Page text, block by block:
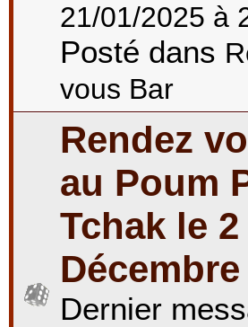
21/01/2025 à
Posté dans
vous Bar
Rendez
au Poum
Tchak le 2
Décembre
Dernier